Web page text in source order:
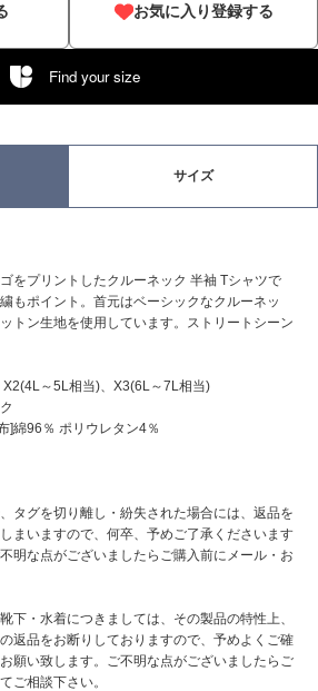
お気に入り登録する
Find your size
サイズ
をプリントしたクルーネック 半袖 Tシャツで
もポイント。首元はベーシックなクルーネッ
トン生地を使用しています。ストリートシーン
～5L相当)、X3(6L～7L相当)
綿96％ ポリウレタン4％
タグを切り離し・紛失された場合には、返品を
まいますので、何卒、予めご了承くださいます
明な点がございましたらご購入前にメール・お
下・水着につきましては、その製品の特性上、
返品をお断りしておりますので、予めよくご確
願い致します。ご不明な点がございましたらご
ご相談下さい。